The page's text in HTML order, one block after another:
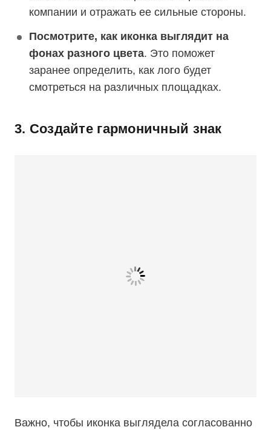
компании и отражать ее сильные стороны.
Посмотрите, как иконка выглядит на
фонах разного цвета. Это поможет
заранее определить, как лого будет
смотреться на различных площадках.
3. Создайте гармоничный знак
Важно, чтобы иконка выглядела согласованно